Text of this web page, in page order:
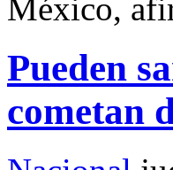
México,
Pueden
cometan